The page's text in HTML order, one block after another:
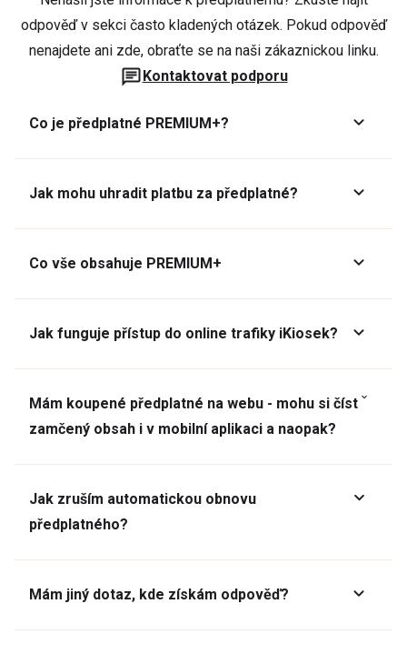
odpověď v sekci často kladených otázek. Pokud odpověď
nenajdete ani zde, obraťte se na naši zákaznickou linku.
Kontaktovat podporu
Co je předplatné PREMIUM+?
Jak mohu uhradit platbu za předplatné?
Co vše obsahuje PREMIUM+
Jak funguje přístup do online trafiky iKiosek?
Mám koupené předplatné na webu - mohu si číst
zamčený obsah i v mobilní aplikaci a naopak?
Jak zruším automatickou obnovu
předplatného?
Mám jiný dotaz, kde získám odpověď?